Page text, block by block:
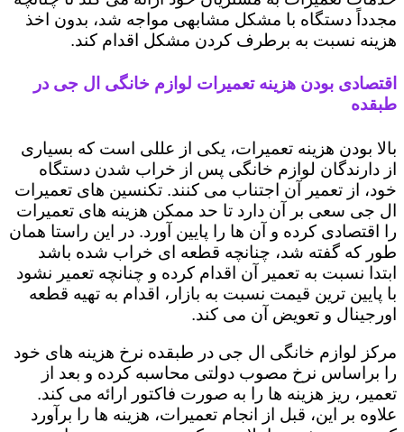
مجدداً دستگاه با مشکل مشابهی مواجه شد، بدون اخذ
هزینه نسبت به برطرف کردن مشکل اقدام کند.
اقتصادی بودن هزینه تعمیرات لوازم خانگی ال جی در
طبقده
بالا بودن هزینه تعمیرات، یکی از عللی است که بسیاری
از دارندگان لوازم خانگی پس از خراب شدن دستگاه
خود، از تعمیر آن اجتناب می کنند. تکنسین های تعمیرات
ال جی سعی بر آن دارد تا حد ممکن هزینه های تعمیرات
را اقتصادی کرده و آن ها را پایین آورد. در این راستا همان
طور که گفته شد، چنانچه قطعه ای خراب شده باشد
ابتدا نسبت به تعمیر آن اقدام کرده و چنانچه تعمیر نشود
با پایین ترین قیمت نسبت به بازار، اقدام به تهیه قطعه
اورجینال و تعویض آن می کند.
مرکز لوازم خانگی ال جی در طبقده نرخ هزینه های خود
را براساس نرخ مصوب دولتی محاسبه کرده و بعد از
تعمیر، ریز هزینه ها را به صورت فاکتور ارائه می کند.
علاوه بر این، قبل از انجام تعمیرات، هزینه ها را برآورد